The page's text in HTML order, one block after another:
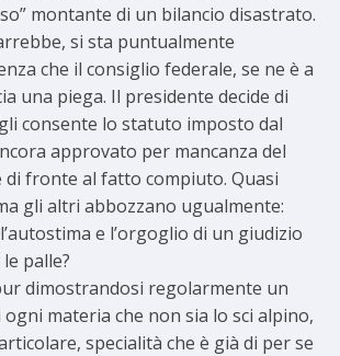
montante di un bilancio disastrato.
si sta puntualmente
che il consiglio federale, se ne è a
una piega. Il presidente decide di
consente lo statuto imposto dal
approvato per mancanza del
fronte al fatto compiuto. Quasi
gli altri abbozzano ugualmente:
e l’orgoglio di un giudizio
le palle?
dimostrandosi regolarmente un
materia che non sia lo sci alpino,
specialità che è già di per se